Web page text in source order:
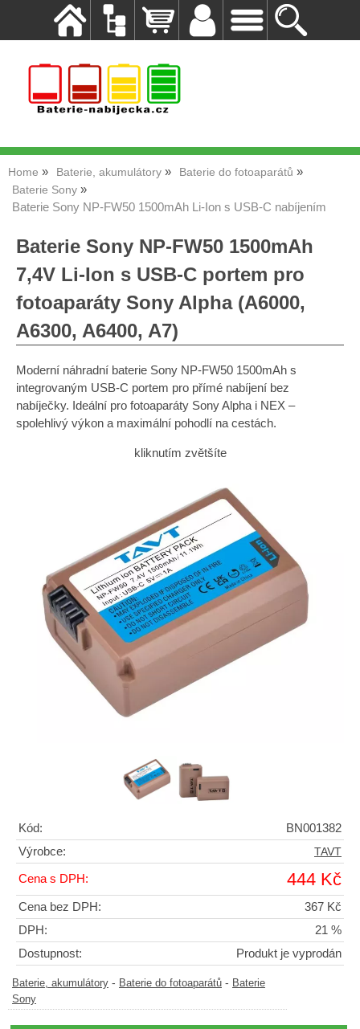
Home Baterie, akumulátory
Baterie do fotoaparátů
Baterie Sony
Baterie Sony NP-FW50 1500mAh Li-Ion s USB-C nabíjením
Baterie Sony NP-FW50 1500mAh
7,4V Li-Ion s USB-C portem pro
fotoaparáty Sony Alpha (A6000,
A6300, A6400, A7)
Moderní náhradní baterie Sony NP-FW50 1500mAh s
integrovaným USB-C portem pro přímé nabíjení bez
nabíječky. Ideální pro fotoaparáty Sony Alpha i NEX –
spolehlivý výkon a maximální pohodlí na cestách.
kliknutím zvětšíte
Kód:
BN001382
Výrobce:
TAVT
Cena s DPH: 444 Kč
Cena bez DPH:
367 Kč
DPH:
21 %
Dostupnost:
Produkt je vyprodán
Baterie, akumulátory - Baterie do fotoaparátů - Baterie
Sony